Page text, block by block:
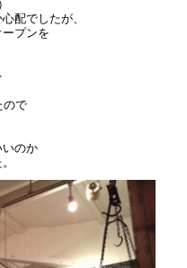
配でしたが、
プンを
ので
いのか